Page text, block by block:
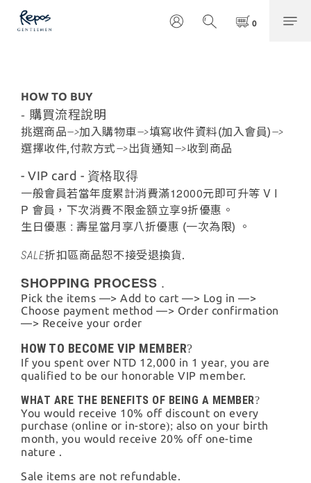
HOW TO BUY
- 購買流程說明
挑選商品—>加入購物車—>填寫收件資料(加入會員)—>
選擇收件,付款方式—>出貨通知—>收到商品
- VIP card - 資格取得
一般會員若當年度累計消費滿12000元即可升等 V I
P 會員，下次消費不限金額立享9折優惠。
生日優惠 : 壽星當月享八折優惠 (一次為限) 。
SALE折扣區商品恕不接受退換貨.
SHOPPING PROCESS .
Pick the items —> Add to cart —> Log in —>
Choose payment method —> Order confirmation
—> Receive your order
HOW TO BECOME VIP MEMBER?
If you spent over NTD 12,000 in 1 year, you are
qualified to be our honorable VIP member.
WHAT ARE THE BENEFITS OF BEING A MEMBER?
You would receive 10% off discount on every
purchase (online or in-store); also on your birth
month, you would receive 20% off one-time
nature .
Sale items are not refundable.